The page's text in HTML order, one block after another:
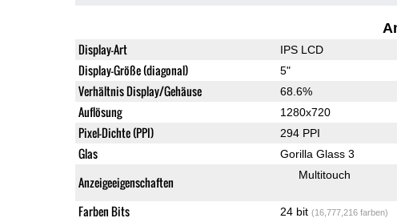
Display-Art IPS LCD
Display-Größe (diagonal) 5"
Verhältnis Display/Gehäuse 68.6%
Auflösung 1280x720
Pixel-Dichte (PPI) 294 PPI
Glas Gorilla Glass 3
Anzeigeeigenschaften Multitouch
Farben Bits 24 bit (16,777,216 farben)